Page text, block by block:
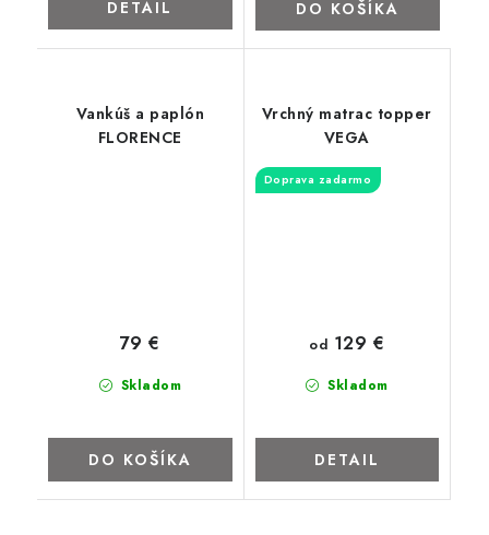
DETAIL DO KOŠÍKA
Vankúš a paplón
FLORENCE
Skladom
79 €
DO KOŠÍKA
Vrchný matrac topper
VEGA
Doprava zadarmo
Skladom
od 129 €
DETAIL